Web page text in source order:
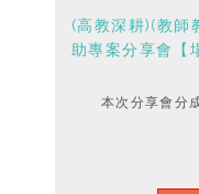
(高教深耕)(教師
助專案分享會【
本次分享會分成